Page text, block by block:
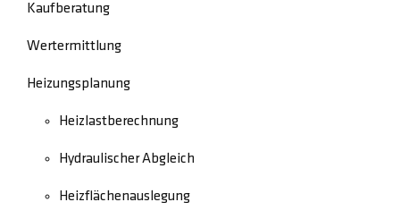
Kaufberatung
Wertermittlung
Heizungsplanung
Heizlastberechnung
Hydraulischer Abgleich
Heizflächenauslegung